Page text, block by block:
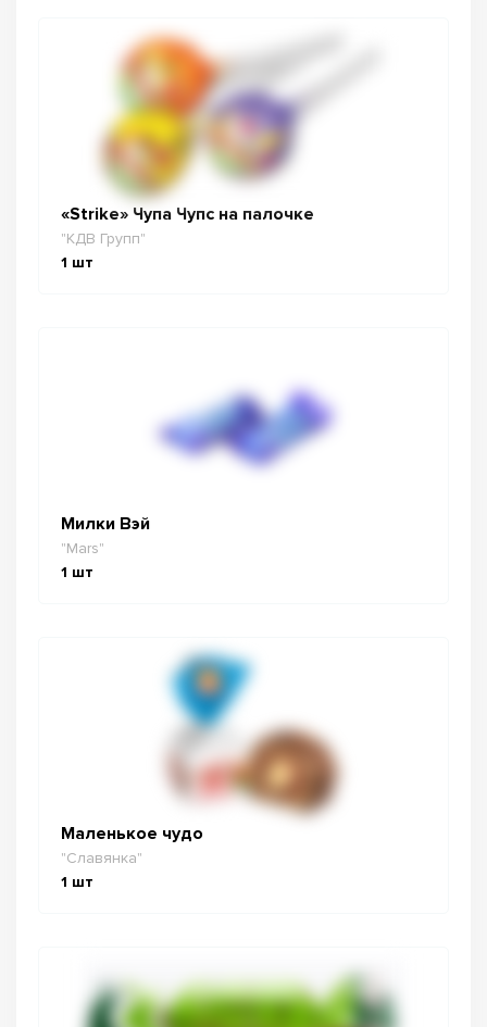
«Strike» Чупа Чупс на палочке
"КДВ Групп"
1 шт
Милки Вэй
"Mars"
1 шт
Маленькое чудо
"Славянка"
1 шт